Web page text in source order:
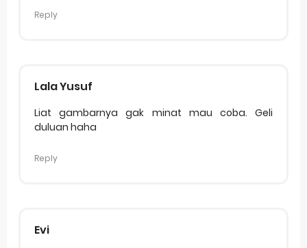
Reply
Lala Yusuf
Liat gambarnya gak minat mau coba. Geli
duluan haha
Reply
Evi